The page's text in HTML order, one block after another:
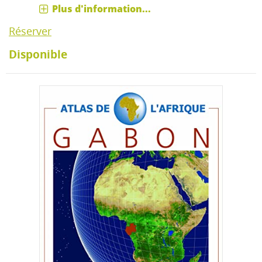
Plus d'information...
Réserver
Disponible